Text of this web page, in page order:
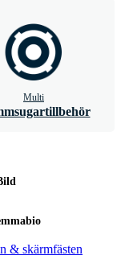
Multi
& skärmfästen